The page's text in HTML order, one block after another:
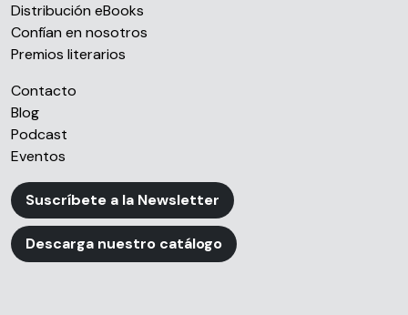
Distribución eBooks
Confían en nosotros
Premios literarios
Contacto
Blog
Podcast
Eventos
Suscríbete a la Newsletter
Descarga nuestro catálogo